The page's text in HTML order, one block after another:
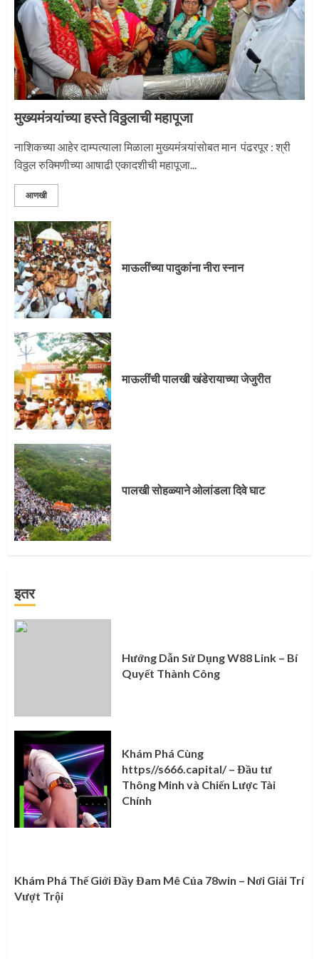
3
मुख्यमंत्र्यांच्या हस्ते विठ्ठलाची महापूजा
नाशिकच्या आहेर दाम्पत्याला मिळाला मुख्यमंत्र्यांसोबत मान पंढरपूर : श्री
विठ्ठल रुक्मिणीच्या आषाढी एकादशीची महापूजा...
आणखी
माऊलींच्या पादुकांना नीरा स्नान
माऊलींची पालखी खंडेरायाच्या जेजुरीत
पालखी सोहळ्याने ओलांडला दिवे घाट
इतर
Hướng Dẫn Sử Dụng W88 Link – Bí
Quyết Thành Công
Khám Phá Cùng
https//s666.capital/ – Đầu tư
Thông Minh và Chiến Lược Tài
Chính
Khám Phá Thế Giới Đầy Đam Mê Của 78win – Nơi Giải Trí
Vượt Trội